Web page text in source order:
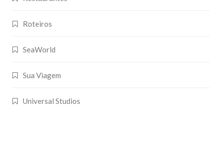
Roteiros
SeaWorld
Sua Viagem
Universal Studios